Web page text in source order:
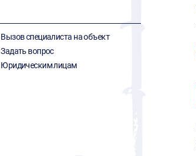
Вызов специалиста на объект
Задать вопрос
Юридическим лицам